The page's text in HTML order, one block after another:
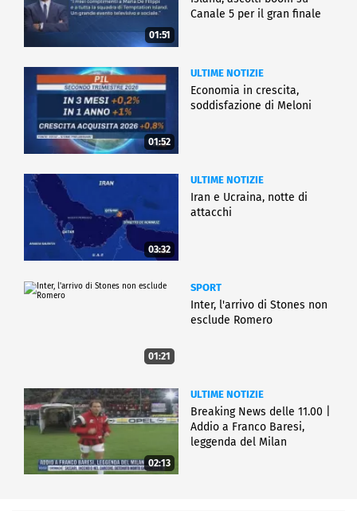
01:51
Canale 5 per il gran finale
01:52
ULTIME NOTIZIE
Economia in crescita,
soddisfazione di Meloni
03:32
ULTIME NOTIZIE
Iran e Ucraina, notte di
attacchi
01:21
SPORT
Inter, l'arrivo di Stones non
esclude Romero
02:13
ULTIME NOTIZIE
Breaking News delle 11.00 |
Addio a Franco Baresi,
leggenda del Milan